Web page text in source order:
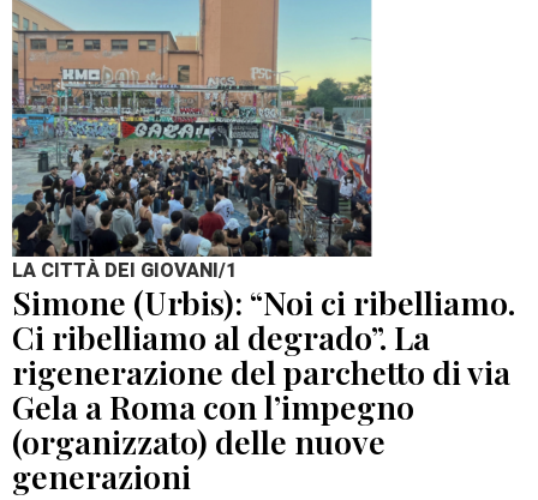
LA CITTÀ DEI GIOVANI/1
Simone (Urbis): “Noi ci ribelliamo.
Ci ribelliamo al degrado”. La
rigenerazione del parchetto di via
Gela a Roma con l’impegno
(organizzato) delle nuove
generazioni